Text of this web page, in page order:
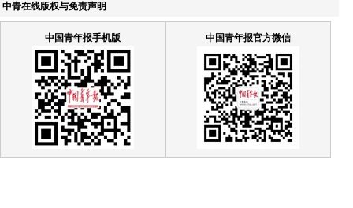
中青在线版权与免责声明
中国青年报手机版 中国青年报官方微信